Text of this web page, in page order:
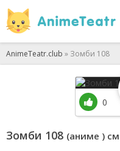
AnimeTeatr.club » Зомби 108
Зомби 108 (аниме )
0